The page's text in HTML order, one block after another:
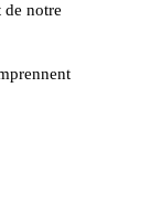
de notre